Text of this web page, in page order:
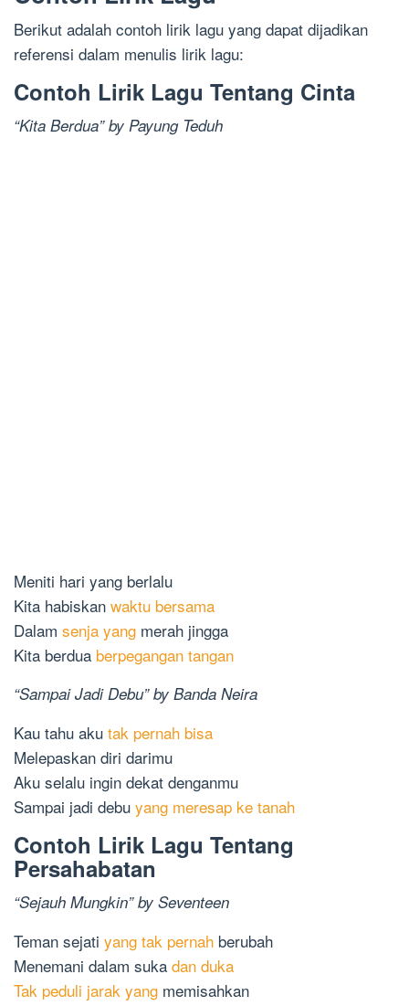
Berikut adalah contoh lirik lagu yang dapat dijadikan
referensi dalam menulis lirik lagu:
Contoh Lirik Lagu Tentang Cinta
“Kita Berdua” by Payung Teduh
Meniti hari yang berlalu
Kita habiskan waktu bersama
Dalam senja yang merah jingga
Kita berdua berpegangan tangan
“Sampai Jadi Debu” by Banda Neira
Kau tahu aku tak pernah bisa
Melepaskan diri darimu
Aku selalu ingin dekat denganmu
Sampai jadi debu yang meresap ke tanah
Contoh Lirik Lagu Tentang
Persahabatan
“Sejauh Mungkin” by Seventeen
Teman sejati yang tak pernah berubah
Menemani dalam suka dan duka
Tak peduli jarak yang memisahkan